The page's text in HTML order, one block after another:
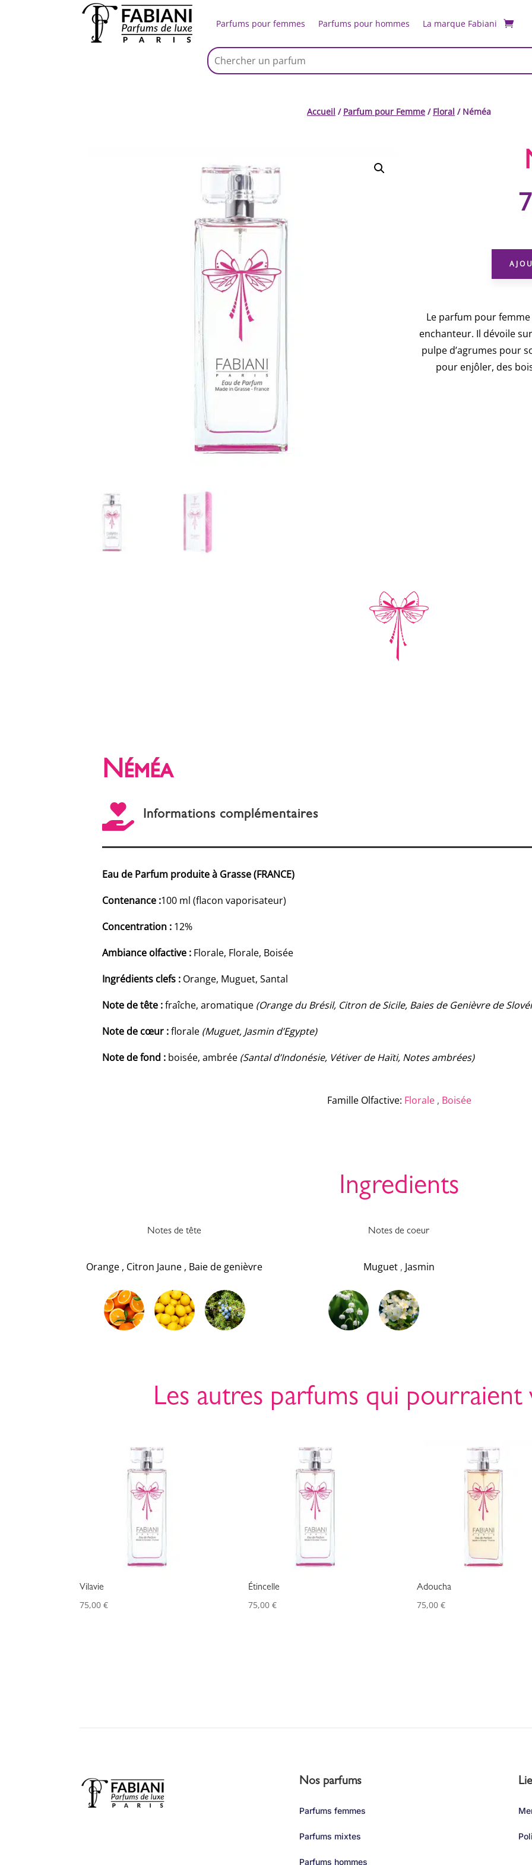
Parfums pour femmes Parfums pour hommes La marque Fabiani
Accueil / Parfum pour Femme / Floral / Néméa
Le parfum pour
enchanteur. Il dévoile
pulpe d’agrumes pour
pour enjôler, des
Néméa
 Informations complémentaires
Eau de Parfum produite à Grasse (FRANCE)
Contenance :100 ml (flacon vaporisateur)
Concentration : 12%
Ambiance olfactive : Florale, Florale, Boisée
Ingrédients clefs : Orange, Muguet, Santal
Note de tête :fraîche, aromatique (Orange du Brésil, Citron de Sicile, Baies de Genièvre de
Note de cœur :florale (Muguet, Jasmin d’Egypte)
Note de fond : boisée, ambrée (Santal d’Indonésie, Vétiver de Haïti, Notes ambrées)
Famille Olfactive: Florale , Boisée
Ingredients
Notes de tête
Orange , Citron Jaune , Baie de genièvre
Notes de coeur
Muguet , Jasmin
Les autres parfums qui pourraient
Vilavie
75,00€
Étincelle
75,00 €
Adoucha
75,00 €
Nos parfums
Parfums femmes
Parfums mixtes
Parfums hommes